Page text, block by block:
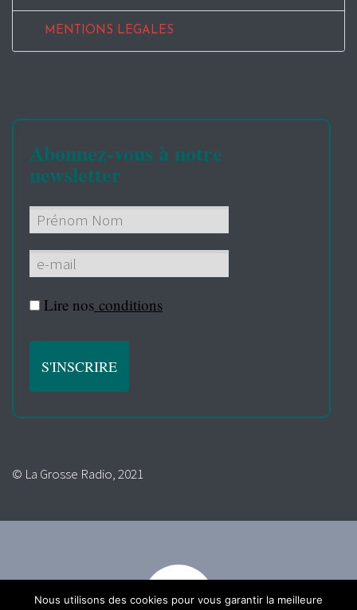
MENTIONS LEGALES
Abonnez-vous à notre
newsletter
Lire nos conditions
© La Grosse Radio, 2021
Nous utilisons des cookies pour vous garantir la meilleure